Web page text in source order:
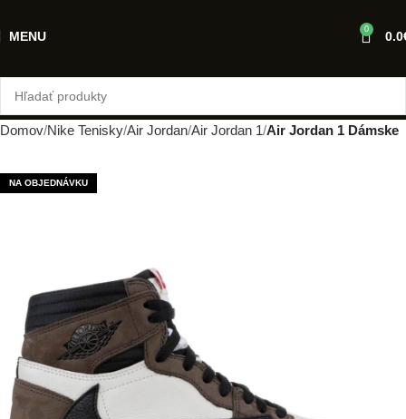
MENU 0 0.0
Domov Nike Tenisky Air Jordan Air Jordan 1 Air Jordan 1 Dámske
NA OBJEDNÁVKU